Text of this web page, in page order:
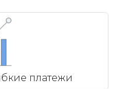
платежи